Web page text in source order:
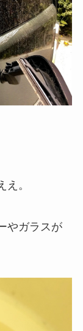
。
やガラスが